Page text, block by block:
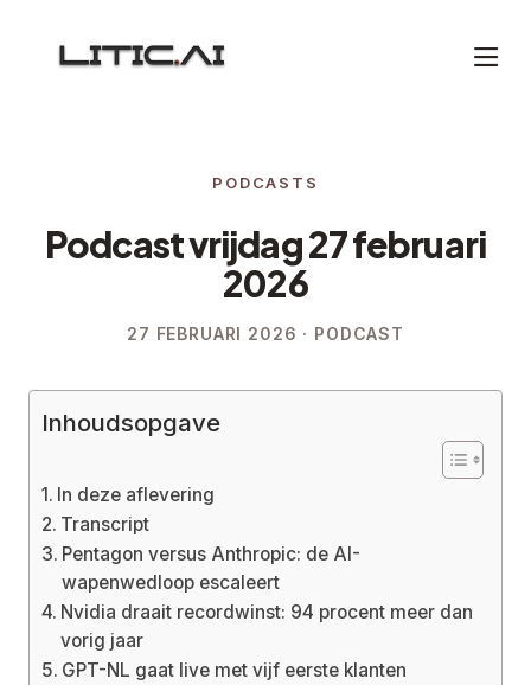
PODCASTS
Podcast vrijdag 27 februari
2026
27 FEBRUARI 2026 · PODCAST
Inhoudsopgave
In deze aflevering
Transcript
Pentagon versus Anthropic: de AI-
wapenwedloop escaleert
Nvidia draait recordwinst: 94 procent meer dan
vorig jaar
GPT-NL gaat live met vijf eerste klanten